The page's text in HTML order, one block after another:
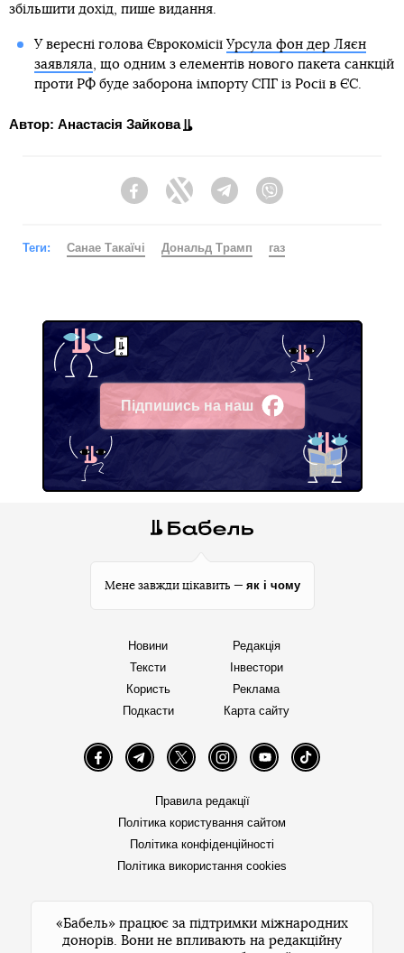
збільшити дохід, пише видання.
У вересні голова Єврокомісії Урсула фон дер Ляєн
заявляла, що одним з елементів нового пакета санкцій
проти РФ буде заборона імпорту СПГ із Росії в ЄС.
Автор: Анастасія Зайкова
FacebookTwitter Telegram
Теги: Санае Такаїчі Дональд Трамп газ
Підпишись на наш
Facebook
Мене завжди цікавить — як і чому
Новини
Тексти
Користь
Подкасти
Редакція
Інвестори
Реклама
Карта сайту
FacebookTelegramTwitter InstagramYouTube TikTok
Правила редакції
Політика користування сайтом
Політика конфіденційності
Політика використання cookies
«Бабель» працює за підтримки міжнародних
донорів. Вони не впливають на редакційну